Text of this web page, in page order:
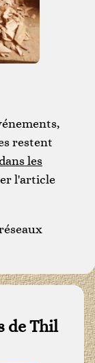
restent
les
l'article
de Thil